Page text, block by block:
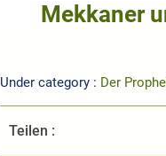
Mekkaner
Under category : Der
Teilen :